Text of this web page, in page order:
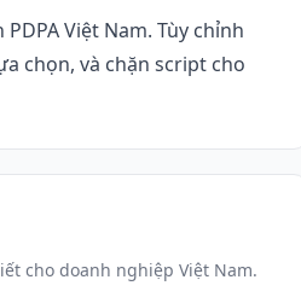
Việt Nam. Tùy chỉnh
chọn, và chặn script cho
cho doanh nghiệp Việt Nam.